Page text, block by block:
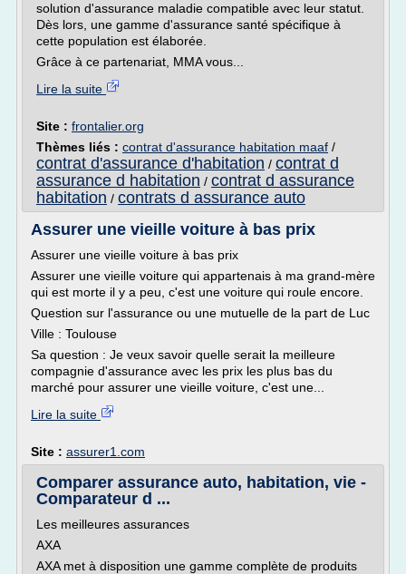
solution d'assurance maladie compatible avec leur statut.
Dès lors, une gamme d'assurance santé spécifique à
cette population est élaborée.
Grâce à ce partenariat, MMA vous...
Lire la suite
Site : frontalier.org
Thèmes liés : contrat d'assurance habitation maaf /
contrat d'assurance d'habitation / contrat d
assurance d habitation / contrat d assurance
habitation / contrats d assurance auto
Assurer une vieille voiture à bas prix
Assurer une vieille voiture à bas prix
Assurer une vieille voiture qui appartenais à ma grand-mère
qui est morte il y a peu, c'est une voiture qui roule encore.
Question sur l'assurance ou une mutuelle de la part de Luc
Ville : Toulouse
Sa question : Je veux savoir quelle serait la meilleure
compagnie d'assurance avec les prix les plus bas du
marché pour assurer une vieille voiture, c'est une...
Lire la suite
Site : assurer1.com
Comparer assurance auto, habitation, vie -
Comparateur d ...
Les meilleures assurances
AXA
AXA met à disposition une gamme complète de produits